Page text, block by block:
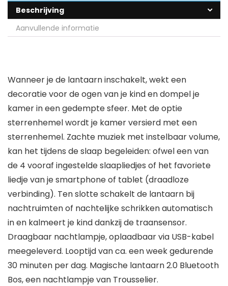
Beschrijving
Aanvullende informatie
Wanneer je de lantaarn inschakelt, wekt een
decoratie voor de ogen van je kind en dompel je
kamer in een gedempte sfeer. Met de optie
sterrenhemel wordt je kamer versierd met een
sterrenhemel. Zachte muziek met instelbaar volume,
kan het tijdens de slaap begeleiden: ofwel een van
de 4 vooraf ingestelde slaapliedjes of het favoriete
liedje van je smartphone of tablet (draadloze
verbinding). Ten slotte schakelt de lantaarn bij
nachtruimten of nachtelijke schrikken automatisch
in en kalmeert je kind dankzij de traansensor.
Draagbaar nachtlampje, oplaadbaar via USB-kabel
meegeleverd. Looptijd van ca. een week gedurende
30 minuten per dag. Magische lantaarn 2.0 Bluetooth
Bos, een nachtlampje van Trousselier.